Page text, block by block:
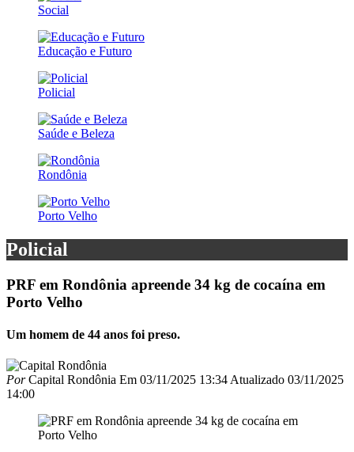
Social
Educação e Futuro
Policial
Saúde e Beleza
Rondônia
Porto Velho
Policial
PRF em Rondônia apreende 34 kg de cocaína em
Porto Velho
Um homem de 44 anos foi preso.
PorCapital Rondônia Em 03/11/2025 13:34 Atualizado 03/11/2025
14:00